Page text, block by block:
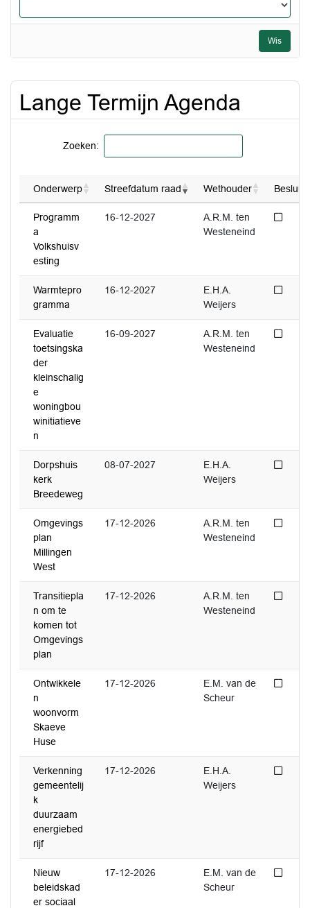
Wis
Lange Termijn Agenda
Zoeken:
Onderwerp Streefdatum raad Wethouder
Programm
a
Volkshuisv
esting
16-12-2027
A.R.M. ten
Westeneind
Niet
Warmtepro
gramma
16-12-2027
E.H.A.
Weijers
Niet
Evaluatie
toetsingska
der
kleinschalig
e
woningbou
winitiatieve
n
16-09-2027
A.R.M. ten
Westeneind
Niet
Dorpshuis
kerk
Breedeweg
08-07-2027
E.H.A.
Weijers
Niet
Omgevings
plan
Millingen
West
17-12-2026
A.R.M. ten
Westeneind
Niet
Transitiepla
n om te
komen tot
Omgevings
plan
17-12-2026
A.R.M. ten
Westeneind
Niet
Ontwikkele
n
woonvorm
Skaeve
Huse
17-12-2026
E.M. van de
Scheur
Niet
Verkenning
gemeentelij
k
duurzaam
energiebed
rijf
17-12-2026
E.H.A.
Weijers
Niet
Nieuw
beleidskad
er sociaal
17-12-2026
E.M. van de
Scheur
Niet